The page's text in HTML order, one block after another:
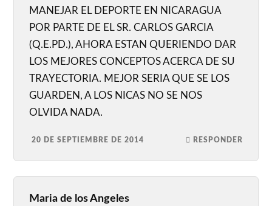
MANEJAR EL DEPORTE EN NICARAGUA
POR PARTE DE EL SR. CARLOS GARCIA
(Q.E.PD.), AHORA ESTAN QUERIENDO DAR
LOS MEJORES CONCEPTOS ACERCA DE SU
TRAYECTORIA. MEJOR SERIA QUE SE LOS
GUARDEN, A LOS NICAS NO SE NOS
OLVIDA NADA.
20 DE SEPTIEMBRE DE 2014 RESPONDER
Maria de los Angeles